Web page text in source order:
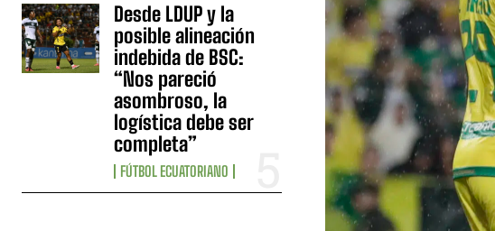
Desde LDUP y la
posible alineación
indebida de BSC:
“Nos pareció
asombroso, la
logística debe ser
completa”
FÚTBOL ECUATORIANO